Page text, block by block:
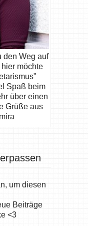
den Weg auf
möchte
Spaß beim
über einen
Grüße aus
um diesen
Beiträge
<3